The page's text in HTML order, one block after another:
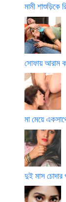
মামী শাশুড়িকে
সোফায় আরাম
মা মেয়ে
দুই মাস চোদার